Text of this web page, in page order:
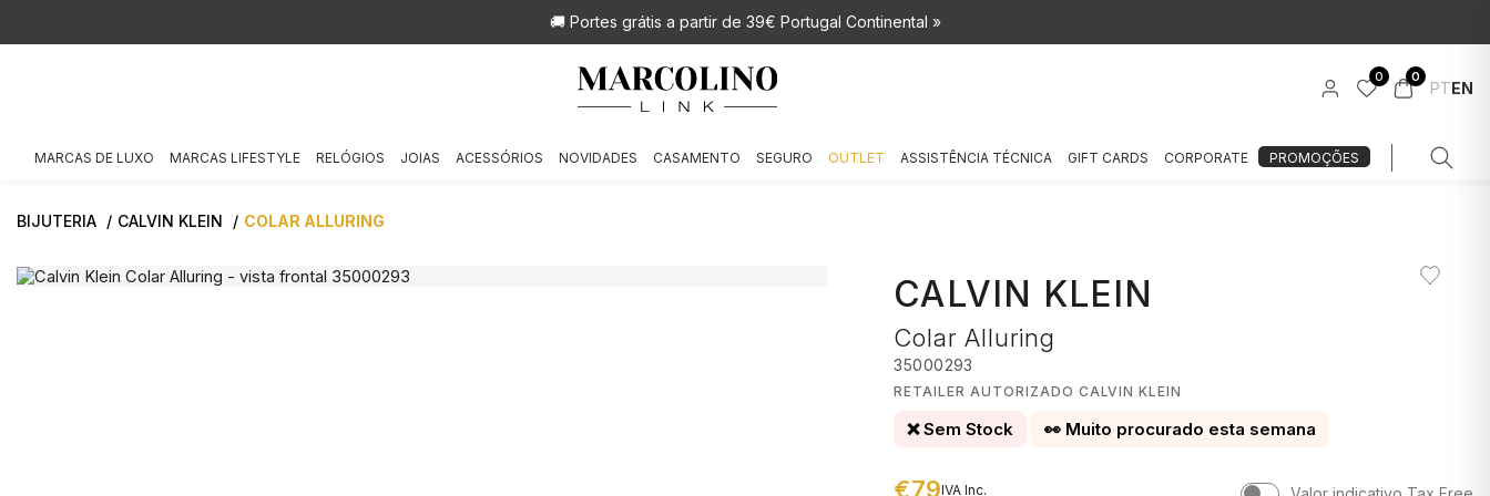
🚚 Portes grátis a partir de 39€ Portugal Continental »
0 0
EN
PT
MARCAS DE LUXO MARCAS LIFESTYLE RELÓGIOS JOIAS ACESSÓRIOS NOVIDADES CASAMENTO SEGURO OUTLET ASSISTÊNCIA TÉCNICA GIFT CARDS CORPORATE PROMOÇÕES
BIJUTERIA CALVIN KLEIN COLAR ALLURING
CALVIN KLEIN
Colar Alluring
35000293
RETAILER AUTORIZADO CALVIN KLEIN
❌ Sem Stock 👀 Muito procurado esta semana
€79IVA Inc.